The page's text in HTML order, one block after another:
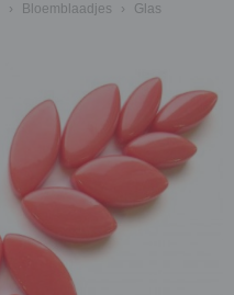
› Bloemblaadjes ›
Glas